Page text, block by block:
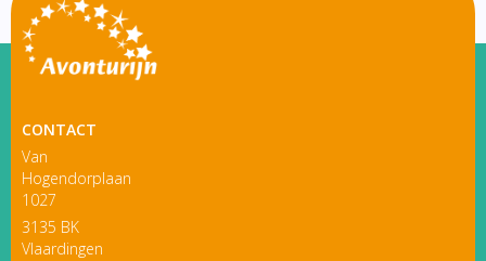
CONTACT
Van
Hogendorplaan
1027
3135 BK
Vlaardingen